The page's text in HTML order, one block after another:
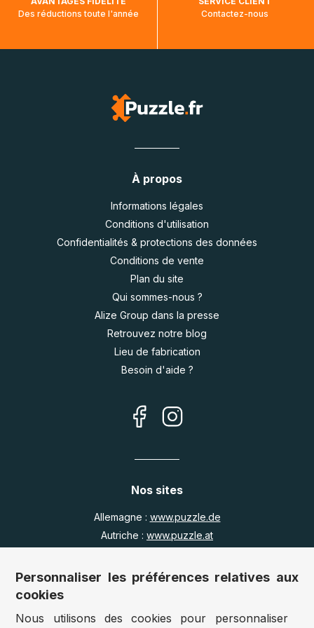
Des réductions toute l'année
Contactez-nous
À propos
Informations légales
Conditions d'utilisation
Confidentialités & protections des données
Conditions de vente
Plan du site
Qui sommes-nous ?
Alize Group dans la presse
Retrouvez notre blog
Lieu de fabrication
Besoin d'aide ?
Nos sites
Allemagne : www.puzzle.de
Autriche : www.puzzle.at
Royaume Uni :
www.jigsawpuzzle.co.uk
Accès revendeurs / détaillants
Personnaliser les préférences relatives aux
cookies
Nous utilisons des cookies pour personnaliser